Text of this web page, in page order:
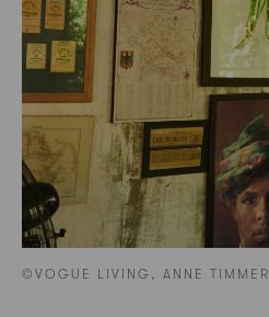
©VOGUE LIVING, ANNE TIMMER